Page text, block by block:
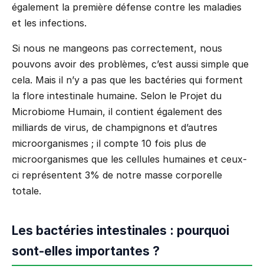
également la première défense contre les maladies
et les infections.
Si nous ne mangeons pas correctement, nous
pouvons avoir des problèmes, c’est aussi simple que
cela. Mais il n’y a pas que les bactéries qui forment
la flore intestinale humaine. Selon le Projet du
Microbiome Humain, il contient également des
milliards de virus, de champignons et d’autres
microorganismes ; il compte 10 fois plus de
microorganismes que les cellules humaines et ceux-
ci représentent 3% de notre masse corporelle
totale.
Les bactéries intestinales : pourquoi
sont-elles importantes ?